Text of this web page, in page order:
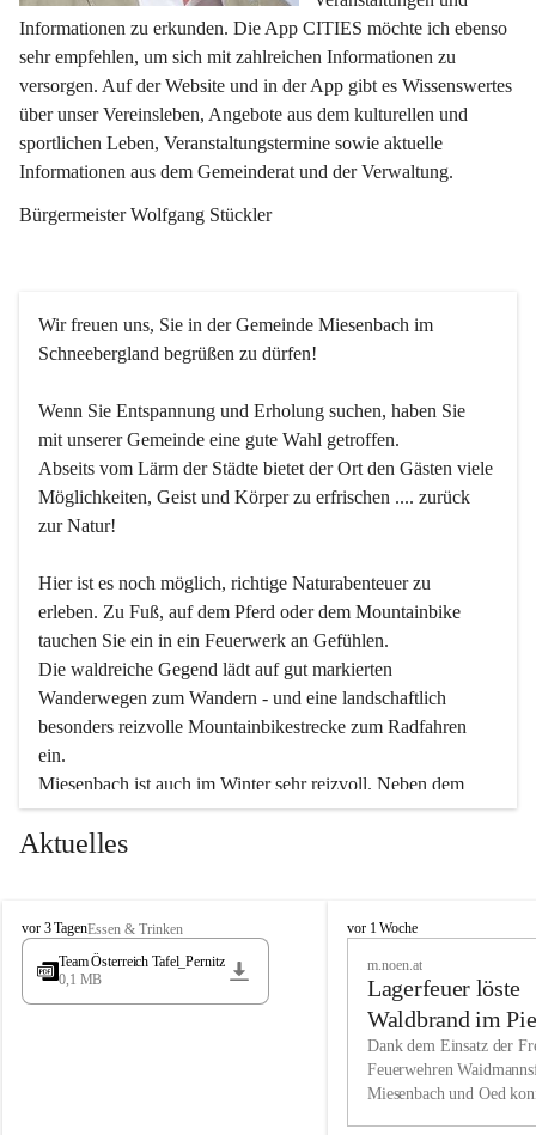
Informationen zu erkunden. Die App CITIES möchte ich ebenso
sehr empfehlen, um sich mit zahlreichen Informationen zu
versorgen. Auf der Website und in der App gibt es Wissenswertes
über unser Vereinsleben, Angebote aus dem kulturellen und
sportlichen Leben, Veranstaltungstermine sowie aktuelle
Informationen aus dem Gemeinderat und der Verwaltung.
Bürgermeister Wolfgang Stückler
Wir freuen uns, Sie in der Gemeinde Miesenbach im
Schneebergland begrüßen zu dürfen!
Wenn Sie Entspannung und Erholung suchen, haben Sie
mit unserer Gemeinde eine gute Wahl getroffen.
Abseits vom Lärm der Städte bietet der Ort den Gästen viele
Möglichkeiten, Geist und Körper zu erfrischen .... zurück
zur Natur!
Hier ist es noch möglich, richtige Naturabenteuer zu
erleben. Zu Fuß, auf dem Pferd oder dem Mountainbike
tauchen Sie ein in ein Feuerwerk an Gefühlen.
Die waldreiche Gegend lädt auf gut markierten
Wanderwegen zum Wandern - und eine landschaftlich
besonders reizvolle Mountainbikestrecke zum Radfahren
ein.
Miesenbach ist auch im Winter sehr reizvoll. Neben dem
Eisstockschießen gibt es auf dem nahe gelegenen Unterberg
wunderschöne Naturschneepisten, die zum Schifahren oder
vielfältige Angebot unserer Kulturvereine.
Überzeugen Sie sich selbst, dass Sie in Miesenbach sowie
in den Beherbergungsbetrieben, Gaststätten und urigen
Wir kennen Miesenbach als lebens- und liebenswerten Ort.
Tradition und Innovation werden ebenso groß geschrieben
Aktuelles
M
i
s
vor 3 TagenEssen & Trinken
Team Österreich Tafel_Pernitz
0,1 MB
M
h
vor 1 Woche
m.noen.at
Lagerfeuer löste
Waldbrand im
aus
Dank dem Einsatz der
Feuerwehren
Miesenbach und Oed